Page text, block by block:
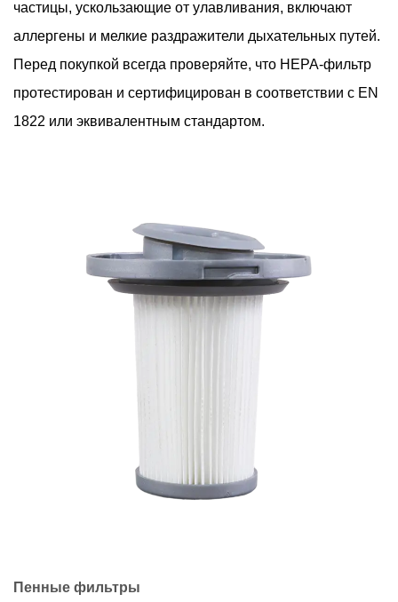
частицы, ускользающие от улавливания, включают
аллергены и мелкие раздражители дыхательных путей.
Перед покупкой всегда проверяйте, что HEPA-фильтр
протестирован и сертифицирован в соответствии с EN
1822 или эквивалентным стандартом.
Пенные фильтры